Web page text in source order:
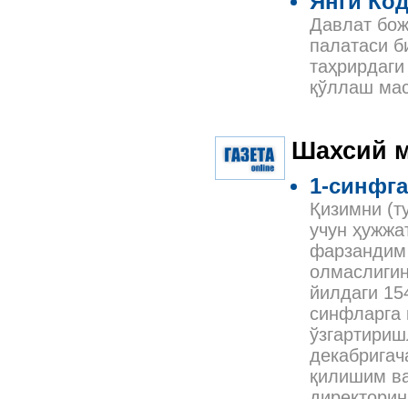
Давлат
палатаси
қўллаш
Шахсий
1-
Қизимни
учун
фарзандим
йилдаги
синфларга
қилишим